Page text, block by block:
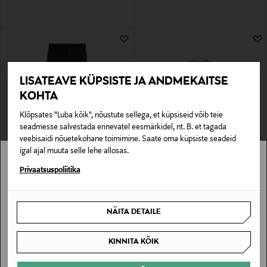
LISATEAVE KÜPSISTE JA ANDMEKAITSE
KOHTA
Klõpsates "Luba kõik", nõustute sellega, et küpsiseid võib teie
seadmesse salvestada erinevatel eesmärkidel, nt. B. et tagada
veebisaidi nõuetekohane toimimine. Saate oma küpsiste seadeid
igal ajal muuta selle lehe allosas.
Privaatsuspoliitika
NÄITA DETAILE
KINNITA KÕIK
EELIS KUPONGIGA
J.LINDEBERG
SOODUSTUS 40%
Stockmann pole Sinu riigis saadaval.
SAAN ARU